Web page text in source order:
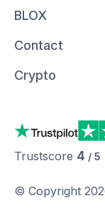
BLOX
Contact
Crypto
Trustscore 4 / 5
© Copyright